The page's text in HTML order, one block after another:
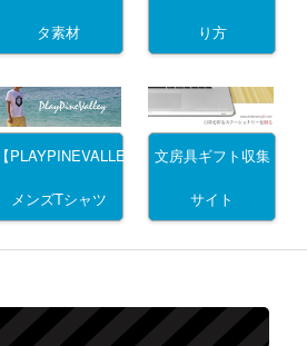
タ素材 り方
【PLAYPINEVALLEY】
メンズTシャツ
文房具ギフト収集
サイト